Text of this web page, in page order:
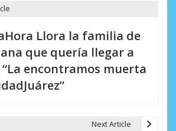
Llora la familia de
que quería llegar a
“La encontramos muerta
Next Article